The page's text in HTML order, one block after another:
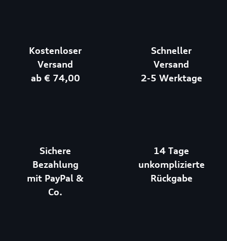
Kostenloser
Versand
ab € 74,00
Schneller
Versand
2-5 Werktage
Sichere
Bezahlung
mit PayPal &
Co.
14 Tage
unkomplizierte
Rückgabe